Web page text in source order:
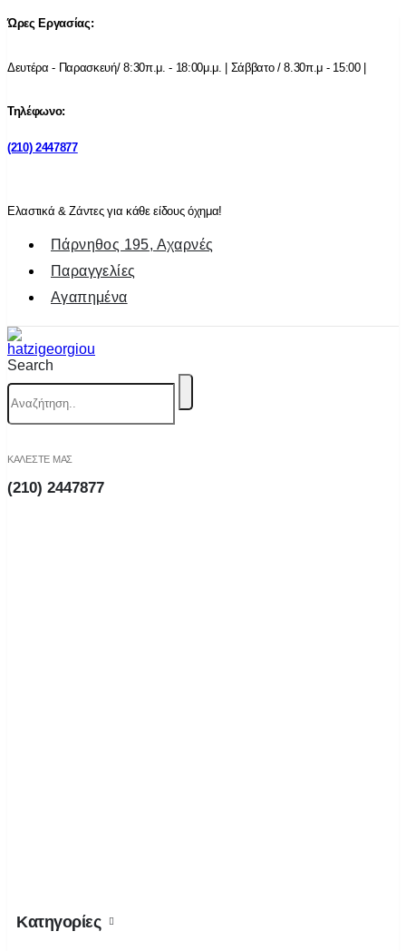
Ώρες Εργασίας:
Δευτέρα - Παρασκευή/ 8:30π.μ. - 18:00μ.μ. | Σάββατο / 8.30π.μ - 15:00 |
Τηλέφωνο:
(210) 2447877
Ελαστικά & Ζάντες για κάθε είδους όχημα!
Πάρνηθος 195, Αχαρνές
Παραγγελίες
Αγαπημένα
Search
ΚΑΛΕΣΤΕ ΜΑΣ
(210) 2447877
Κατηγορίες